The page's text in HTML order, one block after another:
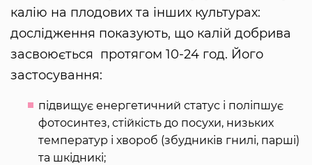
калію на плодових та інших культурах:
дослідження показують, що калій добрива
засвоюється протягом 10-24 год. Його
застосування:
підвищує енергетичний статус і поліпшує
фотосинтез, стійкість до посухи, низьких
температур і хвороб (збудників гнилі, парші)
та шкідникі;